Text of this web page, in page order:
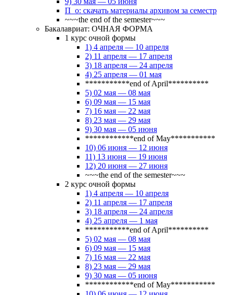
П_о: скачать материалы архивом за семестр
~~~the end of the semester~~~
Бакалавриат: ОЧНАЯ ФОРМА
1 курс очной формы
1) 4 апреля — 10 апреля
2) 11 апреля — 17 апреля
3) 18 апреля — 24 апреля
4) 25 апреля — 01 мая
***********end of April**********
5) 02 мая — 08 мая
6) 09 мая — 15 мая
7) 16 мая — 22 мая
8) 23 мая — 29 мая
9) 30 мая — 05 июня
************end of May***********
10) 06 июня — 12 июня
11) 13 июня — 19 июня
12) 20 июня — 27 июня
~~~the end of the semester~~~
2 курс очной формы
1) 4 апреля — 10 апреля
2) 11 апреля — 17 апреля
3) 18 апреля — 24 апреля
4) 25 апреля — 1 мая
***********end of April**********
5) 02 мая — 08 мая
6) 09 мая — 15 мая
7) 16 мая — 22 мая
8) 23 мая — 29 мая
9) 30 мая — 05 июня
************end of May***********